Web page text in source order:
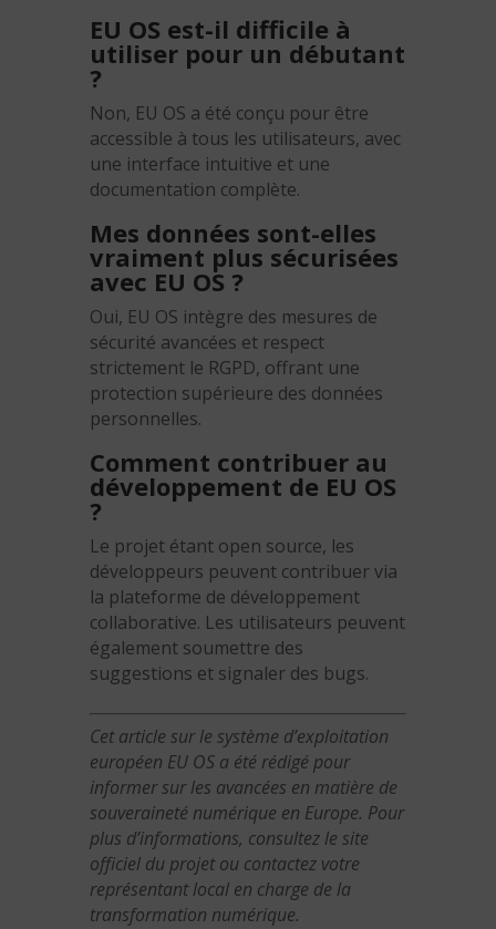
EU OS est-il difficile à
utiliser pour un débutant
?
Non, EU OS a été conçu pour être
accessible à tous les utilisateurs, avec
une interface intuitive et une
documentation complète.
Mes données sont-elles
vraiment plus sécurisées
avec EU OS ?
Oui, EU OS intègre des mesures de
sécurité avancées et respect
strictement le RGPD, offrant une
protection supérieure des données
personnelles.
Comment contribuer au
développement de EU OS
?
Le projet étant open source, les
développeurs peuvent contribuer via
la plateforme de développement
collaborative. Les utilisateurs peuvent
également soumettre des
suggestions et signaler des bugs.
Cet article sur le système d’exploitation
européen EU OS a été rédigé pour
informer sur les avancées en matière de
souveraineté numérique en Europe. Pour
plus d’informations, consultez le site
officiel du projet ou contactez votre
représentant local en charge de la
transformation numérique.